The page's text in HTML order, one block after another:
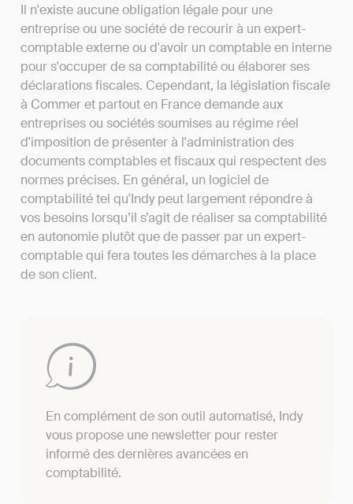
Il n'existe aucune obligation légale pour une
entreprise ou une société de recourir à un expert-
comptable externe ou d'avoir un comptable en interne
pour s'occuper de sa comptabilité ou élaborer ses
déclarations fiscales. Cependant, la législation fiscale
à Commer et partout en France demande aux
entreprises ou sociétés soumises au régime réel
d'imposition de présenter à l'administration des
documents comptables et fiscaux qui respectent des
normes précises. En général, un logiciel de
comptabilité tel qu'Indy peut largement répondre à
vos besoins lorsqu’il s’agit de réaliser sa comptabilité
en autonomie plutôt que de passer par un expert-
comptable qui fera toutes les démarches à la place
de son client.
En complément de son outil automatisé, Indy
vous propose une newsletter pour rester
informé des dernières avancées en
comptabilité.